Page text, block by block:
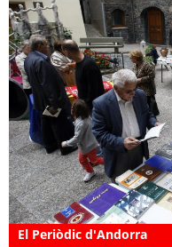
El Periòdic d'Andorra